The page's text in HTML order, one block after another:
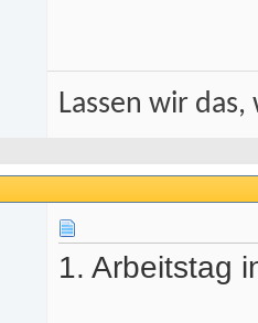
Lassen wir
1. Arbeitstag